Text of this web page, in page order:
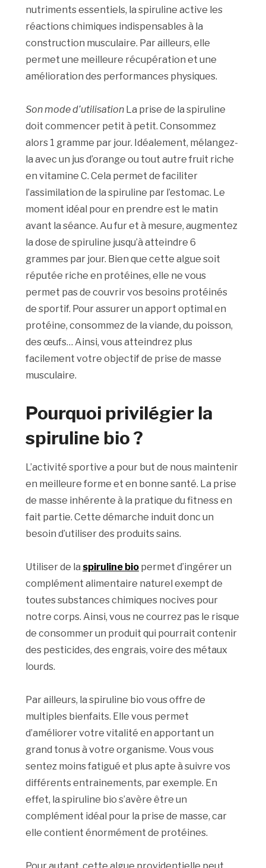
nutriments essentiels, la spiruline active les
réactions chimiques indispensables à la
construction musculaire. Par ailleurs, elle
permet une meilleure récupération et une
amélioration des performances physiques.
Son mode d’utilisation La prise de la spiruline
doit commencer petit à petit. Consommez
alors 1 gramme par jour. Idéalement, mélangez-
la avec un jus d’orange ou tout autre fruit riche
en vitamine C. Cela permet de faciliter
l’assimilation de la spiruline par l’estomac. Le
moment idéal pour en prendre est le matin
avant la séance. Au fur et à mesure, augmentez
la dose de spiruline jusqu’à atteindre 6
grammes par jour. Bien que cette algue soit
réputée riche en protéines, elle ne vous
permet pas de couvrir vos besoins protéinés
de sportif. Pour assurer un apport optimal en
protéine, consommez de la viande, du poisson,
des œufs… Ainsi, vous atteindrez plus
facilement votre objectif de prise de masse
musculaire.
Pourquoi privilégier la
spiruline bio ?
L’activité sportive a pour but de nous maintenir
en meilleure forme et en bonne santé. La prise
de masse inhérente à la pratique du fitness en
fait partie. Cette démarche induit donc un
besoin d’utiliser des produits sains.
Utiliser de la spiruline bio permet d’ingérer un
complément alimentaire naturel exempt de
toutes substances chimiques nocives pour
notre corps. Ainsi, vous ne courrez pas le risque
de consommer un produit qui pourrait contenir
des pesticides, des engrais, voire des métaux
lourds.
Par ailleurs, la spiruline bio vous offre de
multiples bienfaits. Elle vous permet
d’améliorer votre vitalité en apportant un
grand tonus à votre organisme. Vous vous
sentez moins fatigué et plus apte à suivre vos
différents entrainements, par exemple. En
effet, la spiruline bio s’avère être un
complément idéal pour la prise de masse, car
elle contient énormément de protéines.